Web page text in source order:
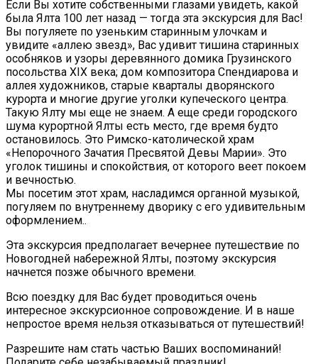
Если Вы хотите собственными глазами увидеть, какой
была Ялта 100 лет назад — тогда эта экскурсия для Вас!
Вы погуляете по узеньким старинным улочкам и
увидите «аллею звезд», Вас удивит тишина старинных
особняков и узоры деревянного домика Грузинского
посольства XIX века; дом композитора Спендиарова и
аллея художников, старые кварталы дворянского
курорта и многие другие уголки купеческого центра.
Такую Ялту мы еще не знаем. А еще среди городского
шума курортной Ялты есть место, где время будто
остановилось. Это Римско-католической храм
«Непорочного Зачатия Пресвятой Девы Марии». Это
уголок тишины и спокойствия, от которого веет покоем
и вечностью.
Мы посетим этот храм, насладимся органной музыкой,
погуляем по внутреннему дворику с его удивительным
оформлением..
Эта экскурсия предполагает вечернее путешествие по
Новогодней набережной Ялты, поэтому экскурсия
начнется позже обычного времени.
Всю поездку для Вас будет проводиться очень
интересное экскурсионное сопровождение. И в наше
непростое время нельзя отказываться от путешествий!
Разрешите нам стать частью Ваших воспоминаний!